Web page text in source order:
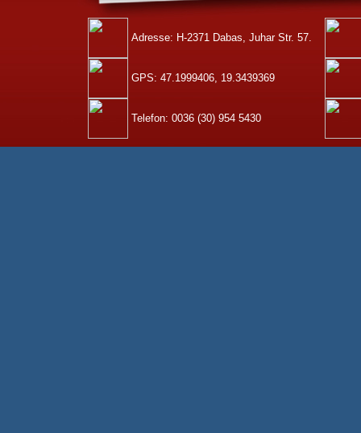
Adresse: H-2371 Dabas, Juhar Str. 57.
GPS: 47.1999406, 19.3439369
Telefon: 0036 (30) 954 5430